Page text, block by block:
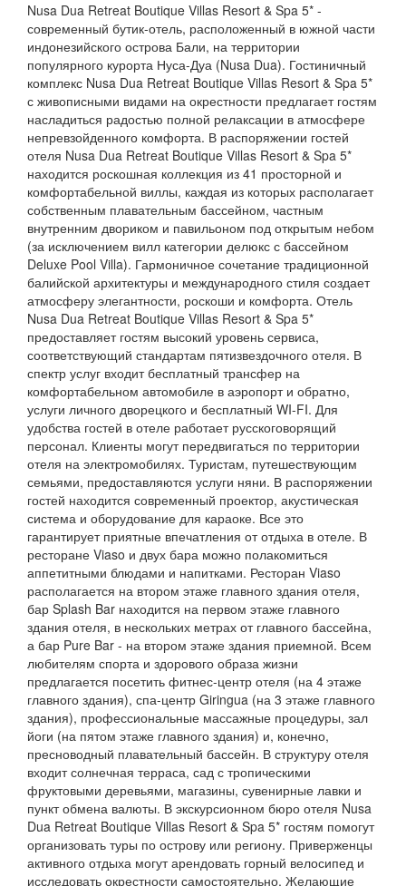
Nusa Dua Retreat Boutique Villas Resort & Spa 5* -
современный бутик-отель, расположенный в южной части
индонезийского острова Бали, на территории
популярного курорта Нуса-Дуа (Nusa Dua). Гостиничный
комплекс Nusa Dua Retreat Boutique Villas Resort & Spa 5*
с живописными видами на окрестности предлагает гостям
насладиться радостью полной релаксации в атмосфере
непревзойденного комфорта. В распоряжении гостей
отеля Nusa Dua Retreat Boutique Villas Resort & Spa 5*
находится роскошная коллекция из 41 просторной и
комфортабельной виллы, каждая из которых располагает
собственным плавательным бассейном, частным
внутренним двориком и павильоном под открытым небом
(за исключением вилл категории делюкс с бассейном
Deluxe Pool Villa). Гармоничное сочетание традиционной
балийской архитектуры и международного стиля создает
атмосферу элегантности, роскоши и комфорта. Отель
Nusa Dua Retreat Boutique Villas Resort & Spa 5*
предоставляет гостям высокий уровень сервиса,
соответствующий стандартам пятизвездочного отеля. В
спектр услуг входит бесплатный трансфер на
комфортабельном автомобиле в аэропорт и обратно,
услуги личного дворецкого и бесплатный WI-FI. Для
удобства гостей в отеле работает русскоговорящий
персонал. Клиенты могут передвигаться по территории
отеля на электромобилях. Туристам, путешествующим
семьями, предоставляются услуги няни. В распоряжении
гостей находится современный проектор, акустическая
система и оборудование для караоке. Все это
гарантирует приятные впечатления от отдыха в отеле. В
ресторане Viaso и двух бара можно полакомиться
аппетитными блюдами и напитками. Ресторан Viaso
располагается на втором этаже главного здания отеля,
бар Splash Bar находится на первом этаже главного
здания отеля, в нескольких метрах от главного бассейна,
а бар Pure Bar - на втором этаже здания приемной. Всем
любителям спорта и здорового образа жизни
предлагается посетить фитнес-центр отеля (на 4 этаже
главного здания), спа-центр Giringua (на 3 этаже главного
здания), профессиональные массажные процедуры, зал
йоги (на пятом этаже главного здания) и, конечно,
пресноводный плавательный бассейн. В структуру отеля
входит солнечная терраса, сад с тропическими
фруктовыми деревьями, магазины, сувенирные лавки и
пункт обмена валюты. В экскурсионном бюро отеля Nusa
Dua Retreat Boutique Villas Resort & Spa 5* гостям помогут
организовать туры по острову или региону. Приверженцы
активного отдыха могут арендовать горный велосипед и
исследовать окрестности самостоятельно. Желающие